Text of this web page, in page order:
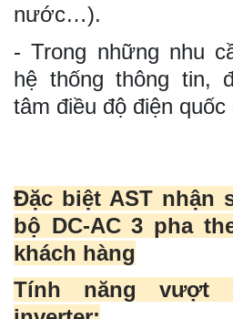
nước…).
- Trong những nhu
hệ thống thông tin,
tâm điều độ điện
Đặc biệt AST nhận
bộ DC-AC 3 pha
khách hàng
Tính năng vượt